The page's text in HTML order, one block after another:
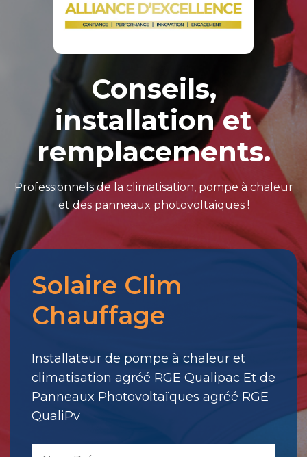
Conseils,
installation et
remplacements.
Professionnels de la climatisation, pompe à chaleur
et des panneaux photovoltaïques !
Merci
pour
votre
Il
a
été
envoyé.
Solaire Clim
Chauffage
Installateur de pompe à chaleur et
climatisation agréé RGE Qualipac Et de
Panneaux Photovoltaïques agréé RGE
QualiPv